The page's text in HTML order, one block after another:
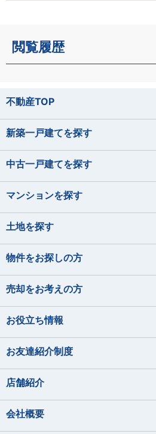
閲覧履歴
不動産TOP
新築一戸建てを探す
中古一戸建てを探す
マンションを探す
土地を探す
物件をお探しの方
売却をお考えの方
お役立ち情報
お友達紹介制度
店舗紹介
会社概要